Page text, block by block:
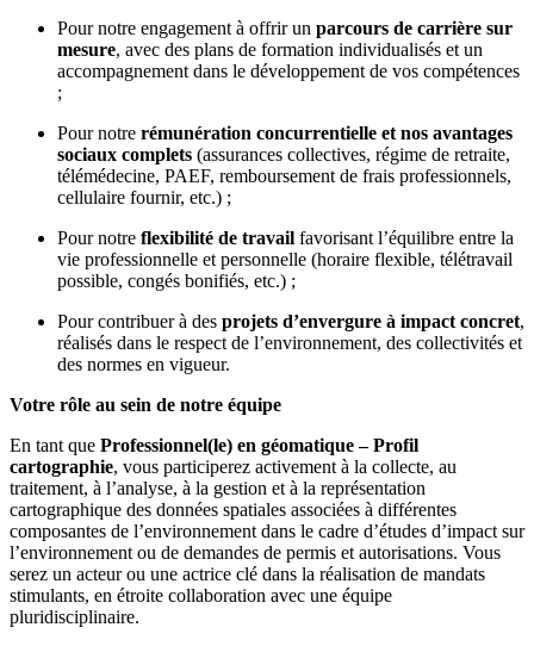
Pour notre engagement à offrir un parcours de carrière sur
mesure, avec des plans de formation individualisés et un
accompagnement dans le développement de vos compétences
;
Pour notre rémunération concurrentielle et nos avantages
sociaux complets (assurances collectives, régime de retraite,
télémédecine, PAEF, remboursement de frais professionnels,
cellulaire fournir, etc.) ;
Pour notre flexibilité de travail favorisant l’équilibre entre la
vie professionnelle et personnelle (horaire flexible, télétravail
possible, congés bonifiés, etc.) ;
Pour contribuer à des projets d’envergure à impact concret,
réalisés dans le respect de l’environnement, des collectivités et
des normes en vigueur.
Votre rôle au sein de notre équipe
En tant que Professionnel(le) en géomatique – Profil
cartographie, vous participerez activement à la collecte, au
traitement, à l’analyse, à la gestion et à la représentation
cartographique des données spatiales associées à différentes
composantes de l’environnement dans le cadre d’études d’impact sur
l’environnement ou de demandes de permis et autorisations. Vous
serez un acteur ou une actrice clé dans la réalisation de mandats
stimulants, en étroite collaboration avec une équipe
pluridisciplinaire.